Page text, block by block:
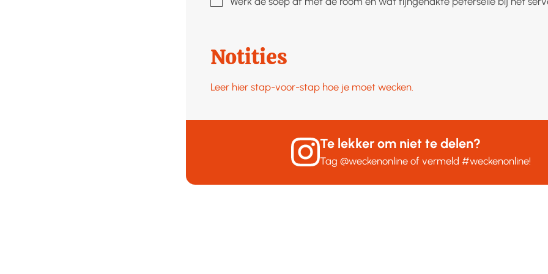
Notities
Leer hier stap-voor-stap hoe je moet wecken.
Te lekker om niet te delen?
Tag@weckenonline of vermeld#weckenonline!